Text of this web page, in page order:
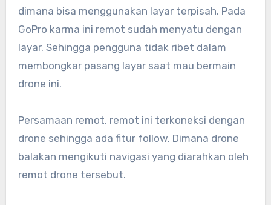
dimana bisa menggunakan layar terpisah. Pada
GoPro karma ini remot sudah menyatu dengan
layar. Sehingga pengguna tidak ribet dalam
membongkar pasang layar saat mau bermain
drone ini.
Persamaan remot, remot ini terkoneksi dengan
drone sehingga ada fitur follow. Dimana drone
balakan mengikuti navigasi yang diarahkan oleh
remot drone tersebut.